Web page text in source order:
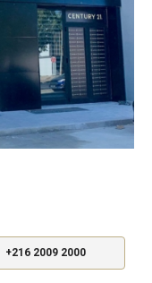
+216 2009 2000